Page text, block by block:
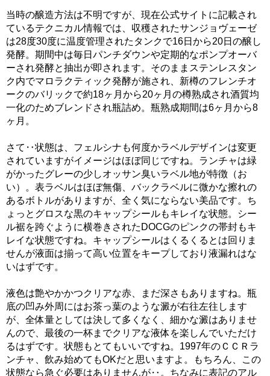
当時の醸造方法は不明ですが、現在公式サイトに記載され
ているテクニカル情報では、収穫されたサンジョヴェーゼ
は28度30度に温度管理されたタンクで16日から20日の醸し
発酵。期間中は毎日パンチダウンや定期的なポンプオーバ
ーされ発酵と抽出が即されます。そのままステンレスタン
ク内でマロラクティック発酵が施され、新樽のフレンチオ
ークのバリックで約18ヶ月から20ヶ月の樽熟成され酒質均
一化のためブレンドされ瓶詰め。瓶熟成期間は6ヶ月から8
ヶ月。
さて‥状態は、フェルシナも何度かラベルデザインは変更
されていますがイメージはほぼ同じですね。ランチャは緑
がかったグレーの少しオッサン臭いラベル地が特徴（お
い）。表ラベルはほぼ無傷、バックラベルに微かな擦れの
あるボトルがありますが、全く気にならない美品です。ち
ょっとグロスな黒のキャップシールもキレイな状態。シー
ル裾を跨ぐように横巻きされたDOCGのピンクの帯封もキ
レイな状態ですね。キャップシールはくるくるとは回りま
せんが液面は揃って高い位置をキープしており液漏れはな
いはずです。
液色は艶やかかつクリアな赤、まだ深さもありますね。瓶
底の凹み外周にはお茶っ葉のような澱が右往左往します
が、全体量としては決して多くなく、細かな澱はありませ
んので、最後の一杯までクリアな液体を楽しんでいただけ
るはずです。状態もとてもいいですね。1997年のＣＣＲラ
ンチャ、飲み始めてもOKだと思いますよ。もちろん、この
状態なら急ぐ必要はありませんが‥。ちなみに表記のアル